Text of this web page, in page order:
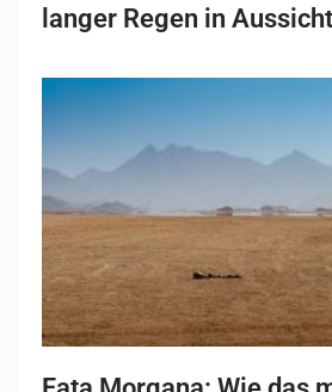
langer Regen in